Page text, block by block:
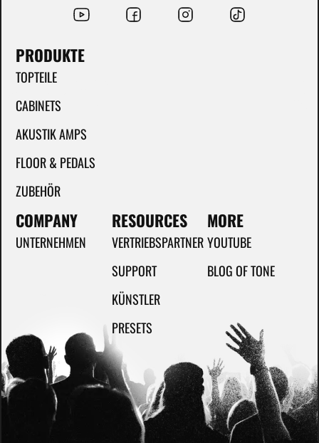
PRODUKTE
TOPTEILE
CABINETS
AKUSTIK AMPS
FLOOR & PEDALS
ZUBEHÖR
COMPANY
UNTERNEHMEN
RESOURCES
VERTRIEBSPARTNER
SUPPORT
KÜNSTLER
PRESETS
MORE
YOUTUBE
BLOG OF TONE